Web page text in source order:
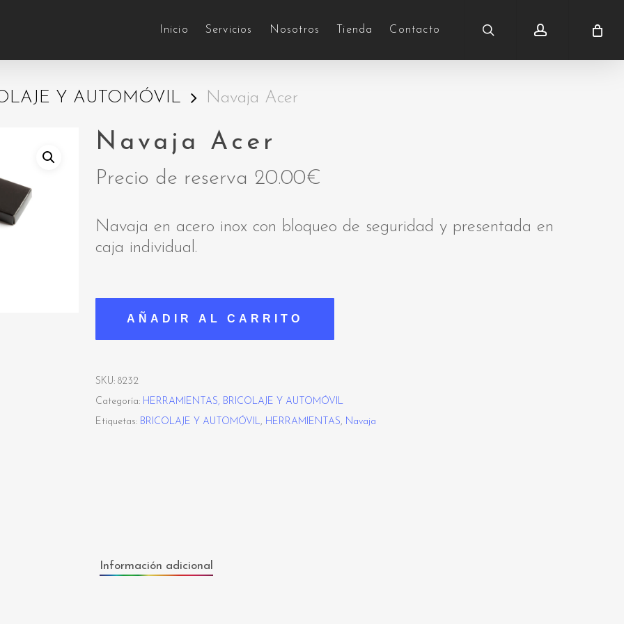
Inicio Servicios Nosotros Tienda Contacto
Y AUTOMÓVIL Navaja Acer
Navaja Acer
Precio de reserva 20.00€
Navaja en acero inox con bloqueo de seguridad y presentada en
caja individual.
AÑADIR AL CARRITO
SKU: 8232
Categoría: HERRAMIENTAS, BRICOLAJE Y AUTOMÓVIL
Etiquetas: BRICOLAJE Y AUTOMÓVIL, HERRAMIENTAS, Navaja
Información adicional